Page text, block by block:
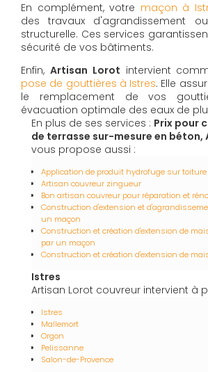
En complément, votre maçon à
des travaux d'agrandissement
structurelle. Ces services
sécurité de vos bâtiments.
Enfin, Artisan Lorot intervient
pose de gouttières à Istres. Elle
le remplacement de vos
évacuation optimale des eaux de
En plus de ses services : Prix pour
de terrasse sur-mesure en béton,
vous propose aussi :
Application de produit hydrofuge sur toiture
Artisan couvreur zingueur
Bon artisan couvreur pour réparation et
Construction d'extension et
un maçon
Construction et création d'extension de
par un maçon
Construction et création d'extension de
Istres
Artisan Lorot couvreur intervient à
Istres
Mallemort
Orgon
Pelissanne
Salon-de-Provence